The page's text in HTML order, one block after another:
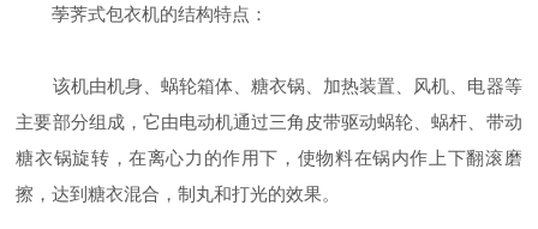
荸荠式包衣机的结构特点：
该机由机身、蜗轮箱体、糖衣锅、加热装置、风机、电器等
主要部分组成，它由电动机通过三角皮带驱动蜗轮、蜗杆、带动
糖衣锅旋转，在离心力的作用下，使物料在锅内作上下翻滚磨
擦，达到糖衣混合，制丸和打光的效果。